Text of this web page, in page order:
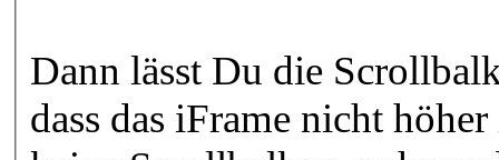
Dann lässt Du die
dass das iFrame nicht